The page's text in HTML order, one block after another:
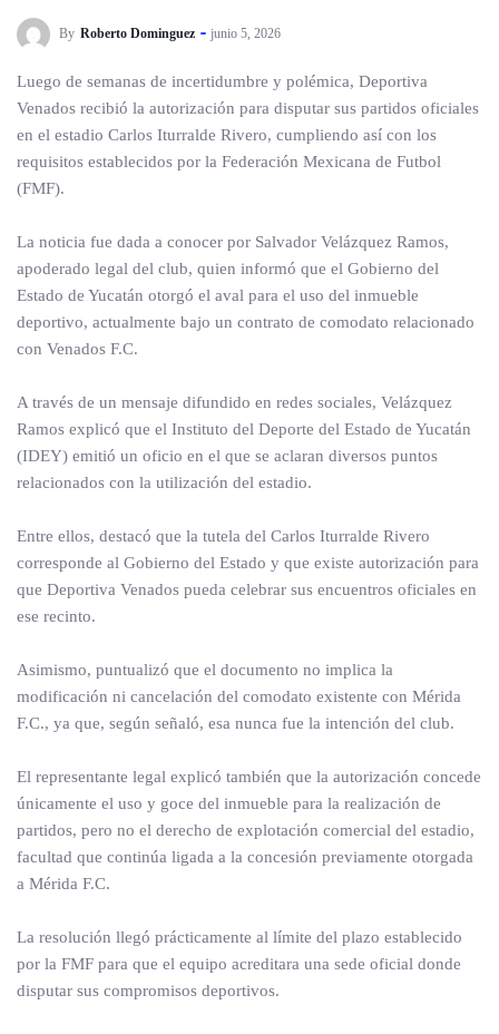
By Roberto Dominguez junio 5, 2026
Luego de semanas de incertidumbre y polémica, Deportiva
Venados recibió la autorización para disputar sus partidos oficiales
en el estadio Carlos Iturralde Rivero, cumpliendo así con los
requisitos establecidos por la Federación Mexicana de Futbol
(FMF).
La noticia fue dada a conocer por Salvador Velázquez Ramos,
apoderado legal del club, quien informó que el Gobierno del
Estado de Yucatán otorgó el aval para el uso del inmueble
deportivo, actualmente bajo un contrato de comodato relacionado
con Venados F.C.
A través de un mensaje difundido en redes sociales, Velázquez
Ramos explicó que el Instituto del Deporte del Estado de Yucatán
(IDEY) emitió un oficio en el que se aclaran diversos puntos
relacionados con la utilización del estadio.
Entre ellos, destacó que la tutela del Carlos Iturralde Rivero
corresponde al Gobierno del Estado y que existe autorización para
que Deportiva Venados pueda celebrar sus encuentros oficiales en
ese recinto.
Asimismo, puntualizó que el documento no implica la
modificación ni cancelación del comodato existente con Mérida
F.C., ya que, según señaló, esa nunca fue la intención del club.
El representante legal explicó también que la autorización concede
únicamente el uso y goce del inmueble para la realización de
partidos, pero no el derecho de explotación comercial del estadio,
facultad que continúa ligada a la concesión previamente otorgada
a Mérida F.C.
La resolución llegó prácticamente al límite del plazo establecido
por la FMF para que el equipo acreditara una sede oficial donde
disputar sus compromisos deportivos.